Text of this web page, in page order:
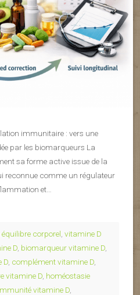
immunitaire : vers une
par les biomarqueurs La
sa forme active issue de la
reconnue comme un régulateur
et…
corporel vitamine D
D biomarqueur vitamine D
D complément vitamine D
vitamine D homéostasie
vitamine D